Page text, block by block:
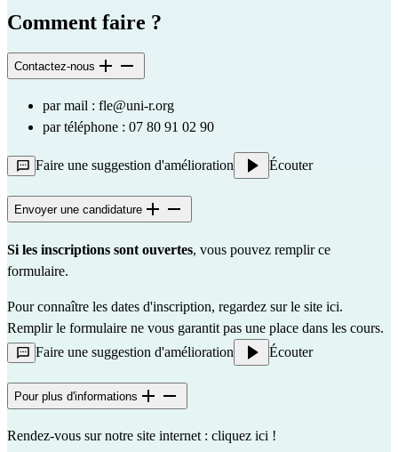
Comment faire ?
Contactez-nous
par mail : fle@uni-r.org
par téléphone : 07 80 91 02 90
Faire une suggestion d'amélioration Écouter
Envoyer une candidature
Si les inscriptions sont ouvertes, vous pouvez remplir ce
formulaire.
Pour connaître les dates d'inscription, regardez sur le site ici.
Remplir le formulaire ne vous garantit pas une place dans les cours.
Faire une suggestion d'amélioration
Écouter
Pour plus d'informations
Rendez-vous sur notre site internet : cliquez ici !